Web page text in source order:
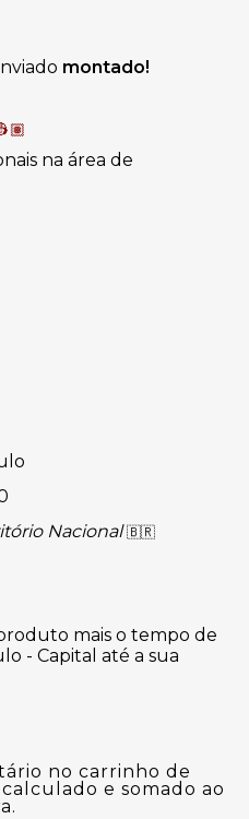
montado!
na área de
Nacional🇧🇷
mais o tempo de
- Capital até a sua
no carrinho de
e somado ao